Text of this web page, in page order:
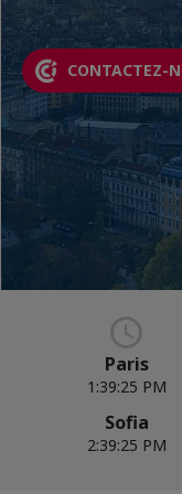
CONTACTEZ-
Paris
1:39:26 PM
Sofia
2:39:26 PM